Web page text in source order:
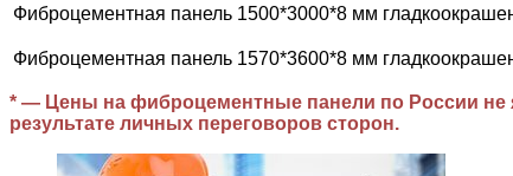
Фиброцементная панель 1500*3000*8 мм
Фиброцементная панель 1570*3600*8 мм
* — Цены на фиброцементные панели по России не
результате личных переговоров сторон.